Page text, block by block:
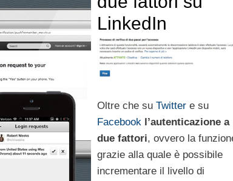
LinkedIn
Oltre che su Twittere su
Facebook l’autenticazione a
due fattori, ovvero la
grazie alla quale è possibile
incrementare il livello di